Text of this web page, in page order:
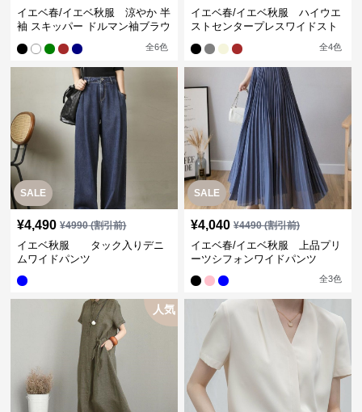
イエベ春/イエベ秋服 涼やか 半
袖 スキッパー ドルマン袖ブラウ
全6色
イエベ春/イエベ秋服 ハイウエ
ストセンタープレスワイドスト
全4色
SALE
¥4,490 ¥4990(割引前)
イエベ秋服 タック入りデニ
ムワイドパンツ
SALE
¥4,040 ¥4490(割引前)
イエベ春/イエベ秋服 上品プリ
ーツシフォンワイドパンツ
全3色
人気